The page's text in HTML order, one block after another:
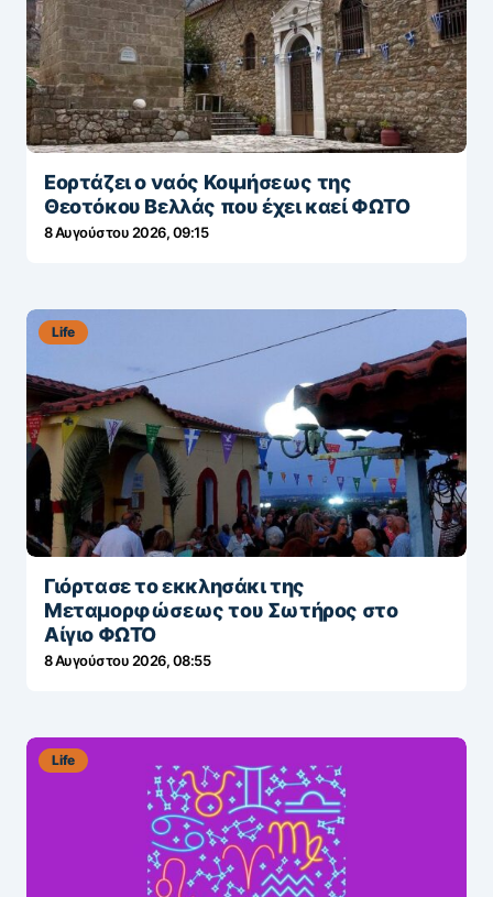
Εορτάζει ο ναός Κοιμήσεως της
Θεοτόκου Βελλάς που έχει καεί ΦΩΤΟ
8 Αυγούστου 2026, 09:15
Life
Γιόρτασε το εκκλησάκι της
Μεταμορφώσεως του Σωτήρος στο
Αίγιο ΦΩΤΟ
8 Αυγούστου 2026, 08:55
Life